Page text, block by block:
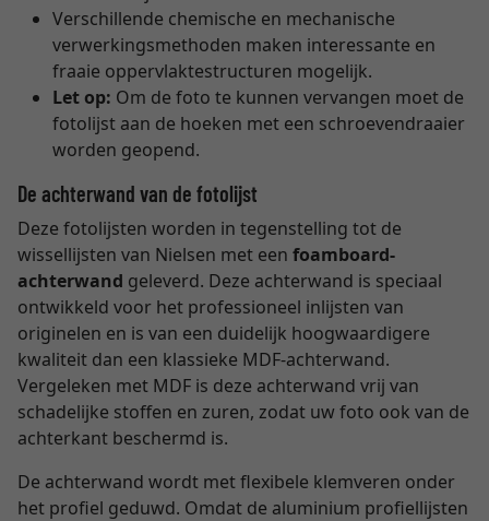
Verschillende chemische en mechanische
verwerkingsmethoden maken interessante en
fraaie oppervlaktestructuren mogelijk.
Let op: Om de foto te kunnen vervangen moet de
fotolijst aan de hoeken met een schroevendraaier
worden geopend.
De achterwand van de fotolijst
Deze fotolijsten worden in tegenstelling tot de
wissellijsten van Nielsen met een foamboard-
achterwand geleverd. Deze achterwand is speciaal
ontwikkeld voor het professioneel inlijsten van
originelen en is van een duidelijk hoogwaardigere
kwaliteit dan een klassieke MDF-achterwand.
Vergeleken met MDF is deze achterwand vrij van
schadelijke stoffen en zuren, zodat uw foto ook van de
achterkant beschermd is.
De achterwand wordt met flexibele klemveren onder
het profiel geduwd. Omdat de aluminium profiellijsten